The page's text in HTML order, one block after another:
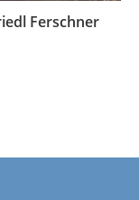
Ferschner